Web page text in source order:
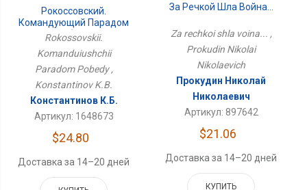
Рокоссовский.
Командующий Парадом
Победы
Rokossovskii.
Komanduiushchii
Paradom Pobedy ,
Konstantinov K.B.
Константинов К.Б.
Артикул: 1648673
$24.80
Доставка за 14–20 дней
За Речкой Шла Война...
Za rechkoi shla voina... ,
Prokudin Nikolai
Nikolaevich
Прокудин Николай
Николаевич
Артикул: 897642
$21.06
Доставка за 14–20 дней
КУПИТЬ